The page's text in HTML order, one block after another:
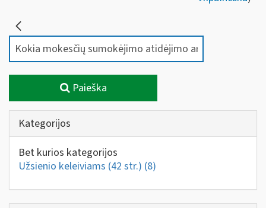
Paieška
Kategorijos
Bet kurios kategorijos
Užsienio keleiviams (42 str.) (8)